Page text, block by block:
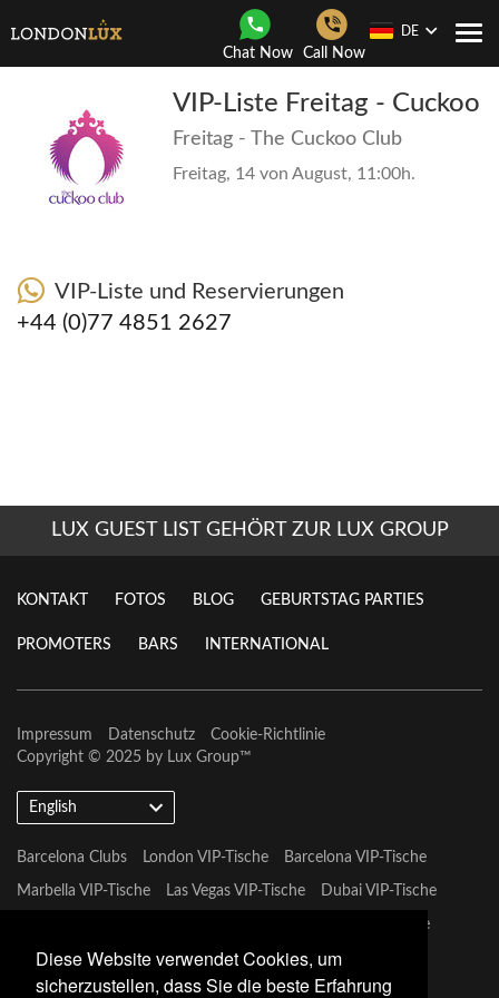
Diese Website verwendet Cookies, um
sicherzustellen, dass Sie die beste Erfahrung
Chat Now Call Now
DE
VIP-Liste Freitag - Cuckoo
Freitag - The Cuckoo Club
Freitag, 14 von August, 11:00h.
VIP-Liste und Reservierungen
+44 (0)77 4851 2627
LUX GUEST LIST GEHÖRT ZUR LUX GROUP
KONTAKT FOTOS BLOG GEBURTSTAG PARTIES
PROMOTERS BARS INTERNATIONAL
Impressum Datenschutz
Cookie-Richtlinie
Copyright © 2025 by Lux Group™
English
Barcelona Clubs London VIP-Tische Barcelona VIP-Tische
Marbella VIP-Tische Las Vegas VIP-Tische Dubai VIP-Tische
Mykonos VIP-Tische
Tulum VIP-Tische